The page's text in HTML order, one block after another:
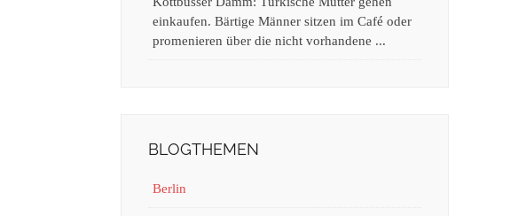
einkaufen. Bärtige Männer sitzen im Café oder
promenieren über die nicht vorhandene ...
BLOGTHEMEN
Berlin